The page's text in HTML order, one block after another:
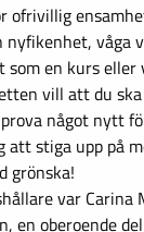
ofrivillig
våga
en kurs eller
vill att du
något nytt
att stiga upp på
grönska!
var Carina
en oberoende